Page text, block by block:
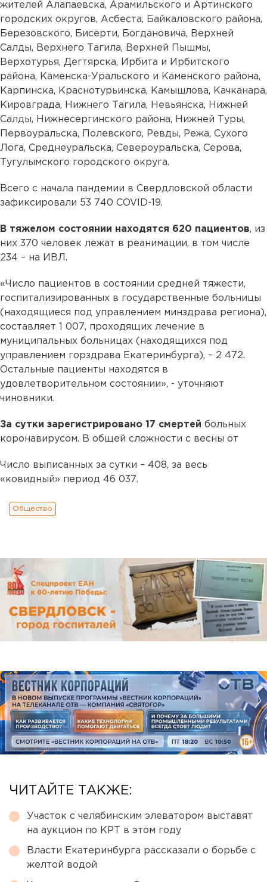
жителей Алапаевска, Арамильского и Артинского
городских округов, Асбеста, Байкаловского района,
Березовского, Бисерти, Богдановича, Верхней
Салды, Верхнего Тагила, Верхней Пышмы,
Верхотурья, Дегтярска, Ирбита и Ирбитского
района, Каменска-Уральского и Каменского района,
Карпинска, Краснотурьинска, Камышлова, Качканара,
Кировграда, Нижнего Тагила, Невьянска, Нижней
Салды, Нижнесергинского района, Нижней Туры,
Первоуральска, Полевского, Ревды, Режа, Сухого
Лога, Среднеуральска, Североуральска, Серова,
Тугулымского городского округа.
Всего с начала пандемии в Свердловской области
зафиксировали 53 740 COVID-19.
В тяжелом состоянии находятся 620 пациентов, из
них 370 человек лежат в реанимации, в том числе
234 – на ИВЛ.
«Число пациентов в состоянии средней тяжести,
госпитализированных в государственные больницы
(находящиеся под управлением минздрава региона),
составляет 1 007, проходящих лечение в
муниципальных больницах (находящихся под
управлением горздрава Екатеринбурга), – 2 472.
Остальные пациенты находятся в
удовлетворительном состоянии», - уточняют
чиновники.
За сутки зарегистрировано 17 смертей больных
коронавирусом. В общей сложности с весны от
Число выписанных за сутки – 408, за весь
«ковидный» период 46 037.
Общество
ЧИТАЙТЕ ТАКЖЕ:
Участок с челябинским элеватором выставят
на аукцион по КРТ в этом году
Власти Екатеринбурга рассказали о борьбе с
желтой водой